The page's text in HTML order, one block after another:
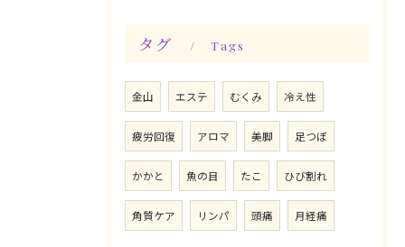
タグ Tags
金山 エステ むくみ 冷え性
疲労回復 アロマ 美脚 足つぼ
かかと 魚の目 たこ ひび割れ
角質ケア リンパ 頭痛 月経痛